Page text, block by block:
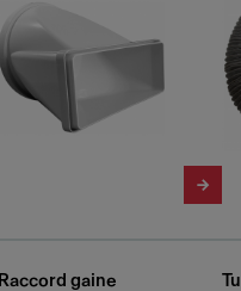
Raccord gaine